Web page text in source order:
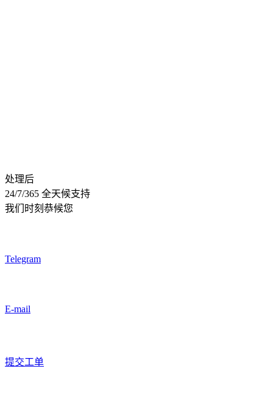
处理后
24/7/365 全天候支持
我们时刻恭候您
Telegram
E-mail
提交工单